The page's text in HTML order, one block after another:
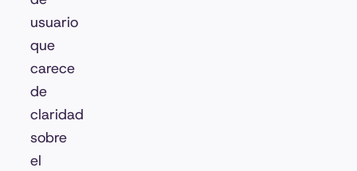
usuario
que
carece
de
claridad
sobre
el